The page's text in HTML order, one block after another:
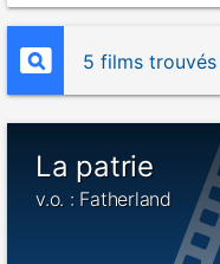
5 films trouvés
La patrie
v.o. : Fatherland